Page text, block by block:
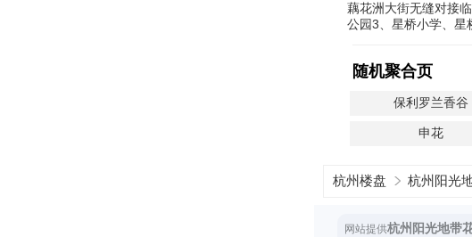
藕花洲大街无缝对接
公园3、星桥小学、星
随机聚合页
保利罗兰香谷
申花
杭州楼盘 杭州阳光
网站提供杭州阳光地带